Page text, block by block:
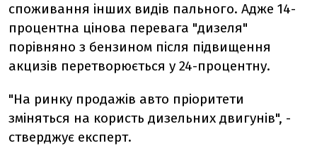
споживання інших видів пального. Адже 14-
процентна цінова перевага "дизеля"
порівняно з бензином після підвищення
акцизів перетворюється у 24-процентну.
"На ринку продажів авто пріоритети
зміняться на користь дизельних двигунів", -
стверджує експерт.